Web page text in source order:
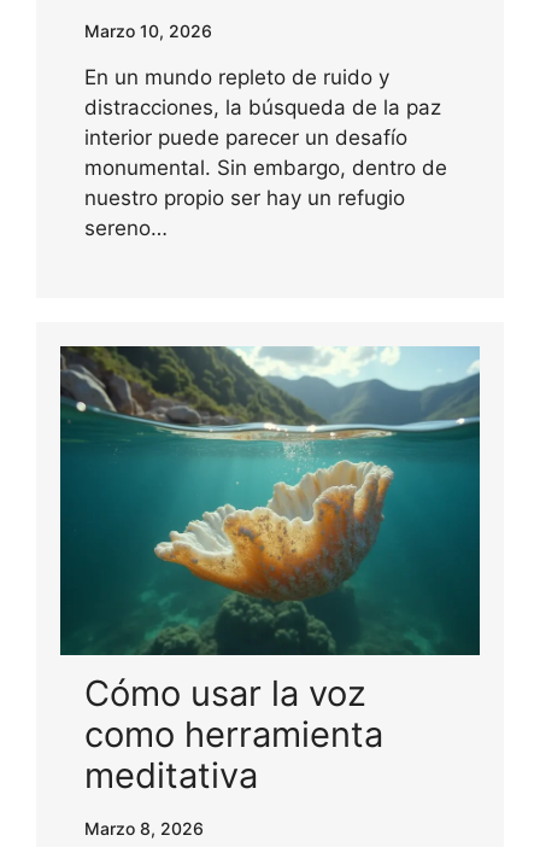
Marzo 10, 2026
En un mundo repleto de ruido y
distracciones, la búsqueda de la paz
interior puede parecer un desafío
monumental. Sin embargo, dentro de
nuestro propio ser hay un refugio
sereno…
Cómo usar la voz
como herramienta
meditativa
Marzo 8, 2026